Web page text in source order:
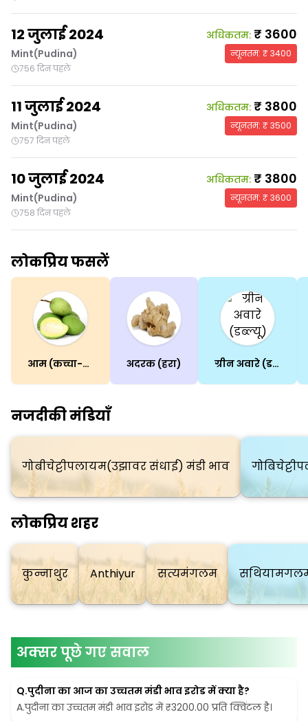
12 जुलाई 2024
Mint(Pudina)
756 दिन पहले
अधिकतम: ₹ 3600
न्यूनतम: ₹3400
11 जुलाई 2024
Mint(Pudina)
757 दिन पहले
अधिकतम: ₹ 3800
न्यूनतम: ₹3500
10 जुलाई 2024
Mint(Pudina)
758 दिन पहले
अधिकतम: ₹ 3800
न्यूनतम: ₹3600
लोकप्रिय फसलें
आम (कच्चा-पका) अदरक (हरा) ग्रीन अवारे (डब्ल्यू)
नजदीकी मंडियाँ
गोबीचेट्टीपलायम(उझावर संधाई) मंडी भाव
लोकप्रिय शहर
कुन्नाथुर Anthiyur सत्यमंगलम
अक्सर पूछे गए सवाल
Q.पुदीना का आज का उच्चतम मंडी भाव इरोड में क्या है?
A.पुदीना का उच्चतम मंडी भाव इरोड में ₹3200.00 प्रति क्विंटल है।